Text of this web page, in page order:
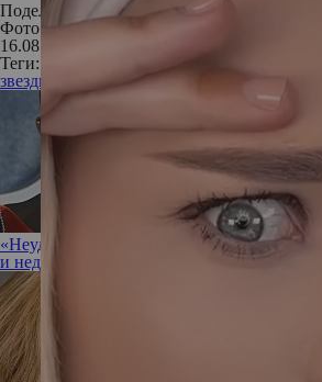
Поделиться:
Фото: Instagram
16.08.2018
Теги:
звезды
знаменитостиизмена отношения
«Неудачник в любви»: почему распались
и недолгий брак Джошуа Джексона